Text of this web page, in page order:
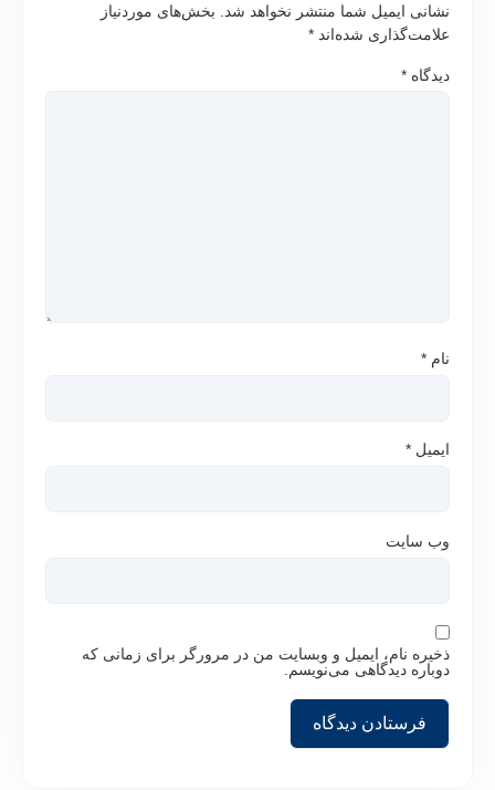
نشانی ایمیل شما منتشر نخواهد شد.
بخش‌های موردنیاز
علامت‌گذاری شده‌اند *
دیدگاه *
نام *
ایمیل *
وب‌ سایت
ذخیره نام، ایمیل و وبسایت من در مرورگر برای زمانی که
دوباره دیدگاهی می‌نویسم.